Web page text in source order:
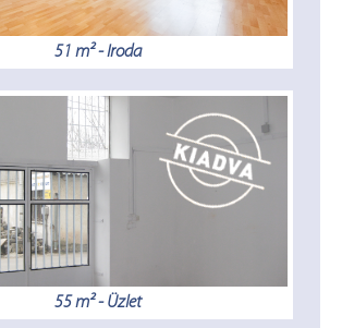
51 m² - Iroda
55 m² - Üzlet